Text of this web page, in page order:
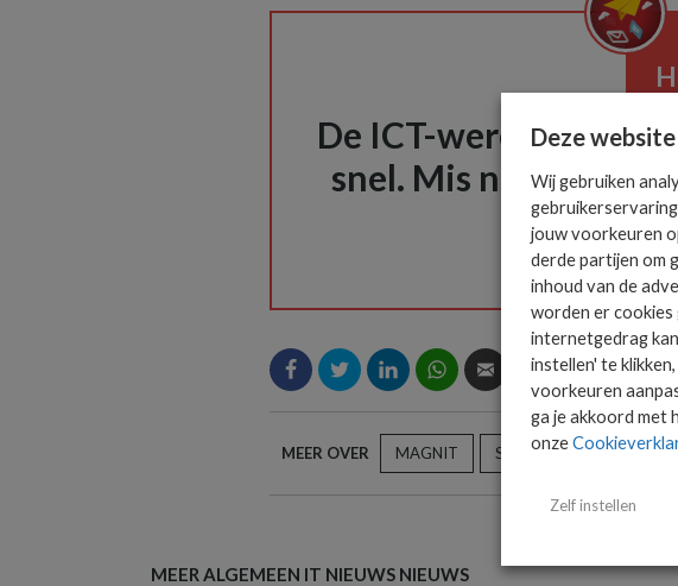
De ICT-wereld is
snel. Mis niets.
MEER OVER MAGNIT SAM SMITH
MEER ALGEMEEN IT NIEUWS NIEUWS
Deze
Wij gebruiken
jouw voorkeuren
derde partijen om
inhoud van de
worden er
internetgedrag
instellen' te
voorkeuren
ga je akkoord met
onze
Zelf instellen